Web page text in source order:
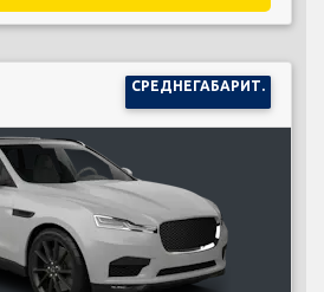
СРЕДНЕГАБАРИТ.